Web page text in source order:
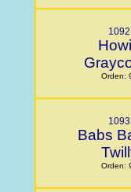
1092
Orden:
1093
Babs
Orden: